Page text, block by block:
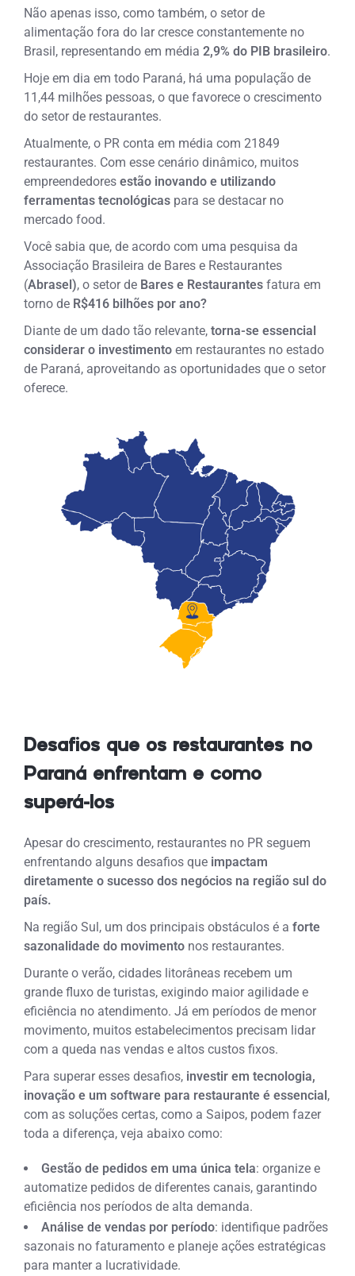
Não apenas isso, como também, o setor de
alimentação fora do lar cresce constantemente no
Brasil, representando em média2,9% do PIB brasileiro.
Hoje em dia em todo Paraná, há uma população de
11,44 milhões pessoas, o que favorece o crescimento
do setor de restaurantes.
Atualmente, o PR conta em média com 21849
restaurantes. Com esse cenário dinâmico, muitos
empreendedores estão inovando e utilizando
ferramentas tecnológicas para se destacar no
mercado food.
Você sabia que, de acordo com uma pesquisa da
Associação Brasileira de Bares e Restaurantes
(Abrasel), o setor de Bares e Restaurantes fatura em
torno de R$416 bilhões por ano?
Diante de um dado tão relevante,torna-se essencial
considerar o investimento em restaurantes no estado
de Paraná, aproveitando as oportunidades que o setor
oferece.
Desafios que os restaurantes no
Paraná enfrentam e como
superá-los
Apesar do crescimento, restaurantes no PR seguem
enfrentando alguns desafios que impactam
diretamente o sucesso dos negócios na região sul do
país.
Na região Sul, um dos principais obstáculos é aforte
sazonalidade do movimento nos restaurantes.
Durante o verão, cidades litorâneas recebem um
grande fluxo de turistas, exigindo maior agilidade e
eficiência no atendimento. Já em períodos de menor
movimento, muitos estabelecimentos precisam lidar
com a queda nas vendas e altos custos fixos.
Para superar esses desafios, investir em tecnologia,
inovação e um software para restaurante é essencial,
com as soluções certas, como a Saipos, podem fazer
toda a diferença, veja abaixo como:
Gestão de pedidos em uma única tela: organize e
automatize pedidos de diferentes canais, garantindo
eficiência nos períodos de alta demanda.
Análise de vendas por período: identifique padrões
sazonais no faturamento e planeje ações estratégicas
para manter a lucratividade.